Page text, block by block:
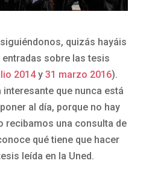
quizás hayáis
sobre las tesis
2014y 31 marzo 2016).
interesante que nunca está
al día, porque no hay
recibamos una consulta de
qué tiene que hacer
leída en la Uned.